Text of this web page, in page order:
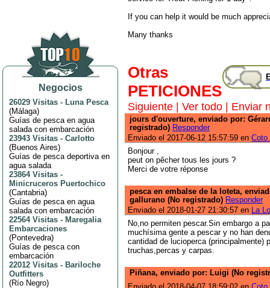
Negocios
26029 Visitas - Luna Pesca
(Málaga)
Guías de pesca en agua
salada con embarcación
23943 Visitas - Carlotto
(Buenos Aires)
Guías de pesca deportiva en
agua salada
23864 Visitas -
Minicruceros Puertochico
(Cantabria)
Guías de pesca en agua
salada con embarcación
22564 Visitas - Maregalia
Embarcaciones
(Pontevedra)
Guías de pesca con
embarcación
22012 Visitas - Bariloche
Outfitters
(Río Negro)
If you can help it would be much
Many thanks
Otras
PETICIONES
Siguiente | Ver todo | Enviar
jours d'ouverture, enviado por:
registrado) Responder
Enviado el 2017-06-12 15:57:59 en Coto
Bonjour ,
peut on pêcher tous les jours ?
Merci de votre réponse
pesca en embalse de la loteta,
gallurano (No registrado) Responder
Enviado el 2018-01-27 21:30:57 en La
No,no permiten pescar.Sin embargo a
muchísima gente a pescar y no han
cantidad de lucioperca (principalmente)
truchas,percas y carpas.
Piñana, enviado por: Luigi (No
Enviado el 2018-04-07 18:59:02 en Coto